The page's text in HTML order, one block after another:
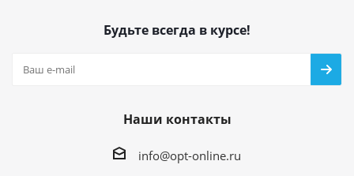
Будьте всегда в курсе!
Наши контакты
info@opt-online.ru